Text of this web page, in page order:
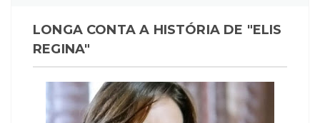
LONGA CONTA A HISTÓRIA DE "ELIS
REGINA"